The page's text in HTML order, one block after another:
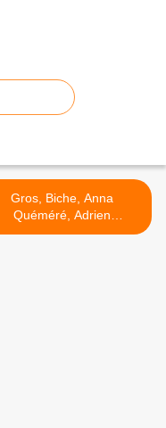
Gros, Biche, Anna
Quéméré, Adrien
Udine : les